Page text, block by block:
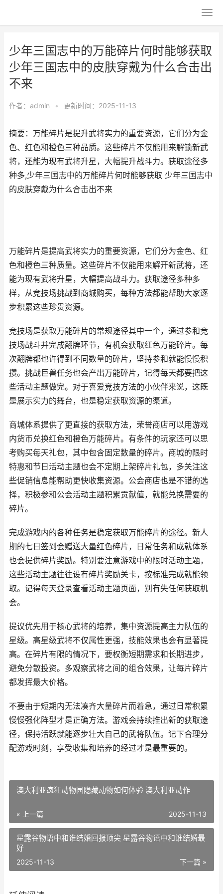
少年三国志中的万能碎片何时能够获取
少年三国志中的皮肤穿戴为什么合击出
不来
作者： admin • 更新时间：2025-11-13
摘要：万能碎片是提升武将实力的重要资源，它们分为金
色、红色和橙色三种品质。这些碎片不仅能用来解锁新武
将，还能为现有武将升星，大幅提升战斗力。获取途径多
种多,少年三国志中的万能碎片何时能够获取 少年三国志中
的皮肤穿戴为什么合击出不来
万能碎片是提高武将实力的重要资源，它们分为金色、红
色和橙色三种质量。这些碎片不仅能用来解开新武将，还
能为现有武将升星，大幅提高战斗力。获取途径多种多
样，从竞技场挑战到商城购买，每种方法都能帮助大家逐
步积累这些珍贵资源。
竞技场是获取万能碎片的常规途径其中一个，通过参和竞
技场战斗并完成翻牌环节，有机会获取红色万能碎片。每
次翻牌都也许得到不同数量的碎片，坚持参和就能慢慢积
攒。挑战巨兽任务也会产出万能碎片，记得每天都要把这
些活动主题做完。对于喜爱竞技方法的小伙伴来说，这既
是展示实力的舞台，也是稳定获取资源的渠道。
商城体系提供了更直接的获取方法，荣誉商店可以用游戏
内货币兑换红色和橙色万能碎片。有条件的玩家还可以思
考购买每天礼包，其中包含固定数量的碎片。商城的限时
特惠和节日活动主题也会不定期上架碎片礼包，多关注这
些促销信息能帮助更快收集资源。公会商店也是不错的选
择，积极参和公会活动主题积累贡献值，就能兑换需要的
碎片。
完成游戏内的各种任务是稳定获取万能碎片的途径。新人
期的七日签到会赠送大量红色碎片，日常任务和成就体系
也会提供碎片奖励。特别要注意游戏中的限时活动主题，
这些活动主题往往设有碎片奖励关卡，按标准完成就能领
取。记得每天登录查看活动主题页面，别有失任何获取机
会。
提议优先用于核心武将的培养，集中资源提高主力队伍的
星级。高星级武将不仅属性更强，技能效果也会有显著提
高。在碎片有限的情况下，要权衡短期需求和长期进步，
避免分散投资。多观察武将之间的组合效果，让每片碎片
都发挥最大价格。
不要由于短期内无法凑齐大量碎片而着急，通过日常积累
慢慢强化阵型才是正确方法。游戏会持续推出新的获取途
径，保持活跃就能逐步壮大自己的武将队伍。记下合理分
配游戏时刻，享受收集和培养的经过才是最重要的。
澳大利亚疯狂动物园隐藏动物如何体验 澳大利亚动作
« 上一篇 2025-11-13
星露谷物语中和谁结婚回报顶尖 星露谷物语中和谁结婚最
好
下一篇 »
2025-11-13